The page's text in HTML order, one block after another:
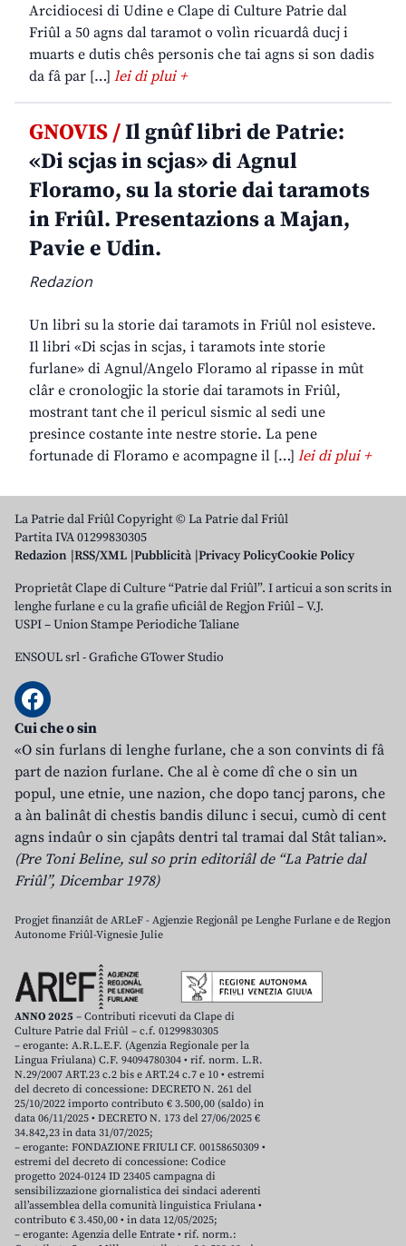
Arcidiocesi di Udine e Clape di Culture Patrie dal
Friûl a 50 agns dal taramot o volìn ricuardâ ducj i
muarts e dutis chês personis che tai agns si son dadis
da fâ par […] lei di plui +
GNOVIS /Il gnûf libri de Patrie:
«Di scjas in scjas» di Agnul
Floramo, su la storie dai taramots
in Friûl. Presentazions a Majan,
Pavie e Udin.
Redazion
Un libri su la storie dai taramots in Friûl nol esisteve.
Il libri «Di scjas in scjas, i taramots inte storie
furlane» di Agnul/Angelo Floramo al ripasse in mût
clâr e cronologjic la storie dai taramots in Friûl,
mostrant tant che il pericul sismic al sedi une
presince costante inte nestre storie. La pene
fortunade di Floramo e acompagne il […] lei di plui +
La Patrie dal Friûl Copyright © La Patrie dal Friûl
Partita IVA 01299830305
Redazion RSS/XML Pubblicità Privacy PolicyCookie Policy
Proprietât Clape di Culture “Patrie dal Friûl”. I articui a son scrits in
lenghe furlane e cu la grafie uficiâl de Regjon Friûl – V.J.
USPI – Union Stampe Periodiche Taliane
ENSOUL srl-Grafiche GTower Studio
Cui che o sin
«O sin furlans di lenghe furlane, che a son convints di fâ
part de nazion furlane. Che al è come dî che o sin un
popul, une etnie, une nazion, che dopo tancj parons, che
a àn balinât di chestis bandis dilunc i secui, cumò di cent
agns indaûr o sin cjapâts dentri tal tramai dal Stât talian».
(Pre Toni Beline, sul so prin editoriâl de “La Patrie dal
Friûl”, Dicembar 1978)
Progjet finanziât de ARLeF - Agjenzie Regjonâl pe Lenghe Furlane e de Regjon
Autonome Friûl-Vignesie Julie
ANNO 2025 – Contributi ricevuti da Clape di
Culture Patrie dal Friûl – c.f. 01299830305
– erogante: A.R.L.E.F. (Agenzia Regionale per la
Lingua Friulana) C.F. 94094780304 • rif. norm. L.R.
N.29/2007 ART.23 c.2 bis e ART.24 c.7 e 10 • estremi
del decreto di concessione: DECRETO N. 261 del
25/10/2022 importo contributo € 3.500,00 (saldo) in
data 06/11/2025 • DECRETO N. 173 del 27/06/2025 €
34.842,23 in data 31/07/2025;
– erogante: FONDAZIONE FRIULI CF. 00158650309 •
estremi del decreto di concessione: Codice
progetto 2024-0124 ID 23405 campagna di
sensibilizzazione giornalistica dei sindaci aderenti
all’assemblea della comunità linguistica Friulana •
contributo € 3.450,00 • in data 12/05/2025;
– erogante: Agenzia delle Entrate • rif. norm.: